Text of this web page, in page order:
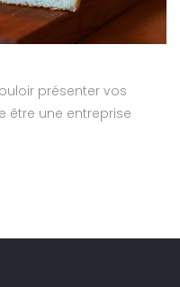
présenter vos
être une entreprise